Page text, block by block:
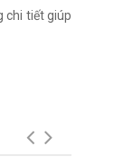
chi tiết giúp